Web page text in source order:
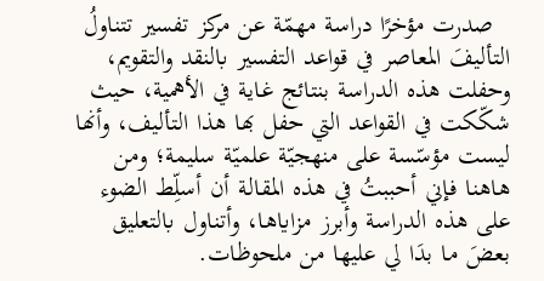
صدرت مؤخرًا دراسة مهمّة عن مركز تفسير تتناولُ
التأليفَ المعاصر في قواعد التفسير بالنقد والتقويم،
وحفلت هذه الدراسة بنتائج غاية في الأهمية، حيث
شكّكت في القواعد التي حفل بها هذا التأليف، وأنها
ليست مؤسّسة على منهجيّة علميّة سليمة؛ ومن
هاهنا فإني أحببتُ في هذه المقالة أن أسلِّط الضوء
على هذه الدراسة وأبرز مزاياها، وأتناول بالتعليق
بعضَ ما بدَا لي عليها من ملحوظات.